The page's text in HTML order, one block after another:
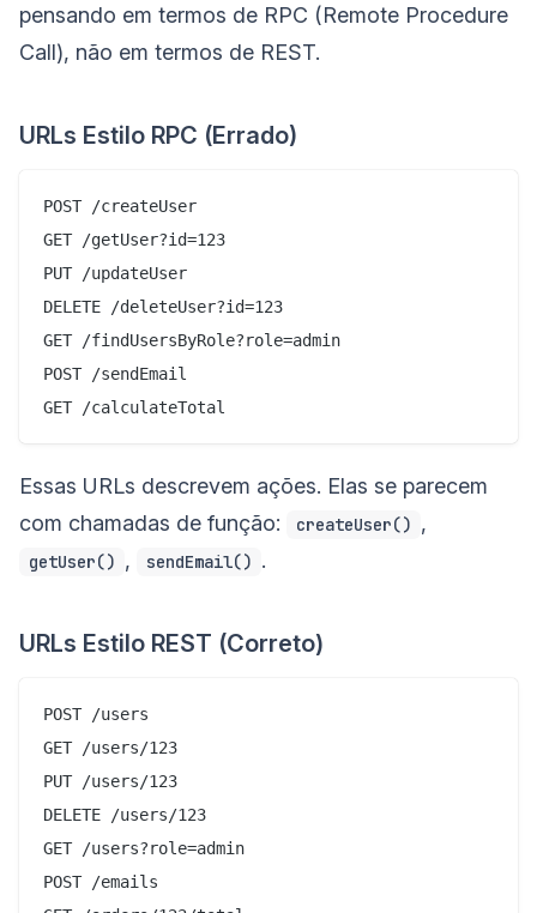
pensando em termos de RPC (Remote Procedure
Call), não em termos de REST.
URLs Estilo RPC (Errado)
POST /createUser
GET /getUser?id=123
PUT /updateUser
DELETE /deleteUser?id=123
GET /findUsersByRole?role=admin
POST /sendEmail
Essas URLs descrevem ações. Elas se parecem
com chamadas de função:
createUser() ,
getUser() , sendEmail() .
URLs Estilo REST (Correto)
POST /users
GET /users/123
PUT /users/123
DELETE /users/123
GET /users?role=admin
POST /emails